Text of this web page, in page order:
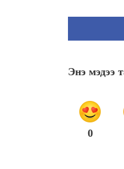
Энэ мэдээ
0